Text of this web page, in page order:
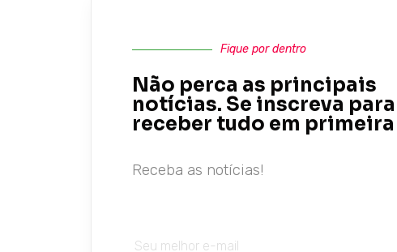
Fique por dentro
Não perca as principais
notícias. Se inscreva para
receber tudo em
Receba as notícias!